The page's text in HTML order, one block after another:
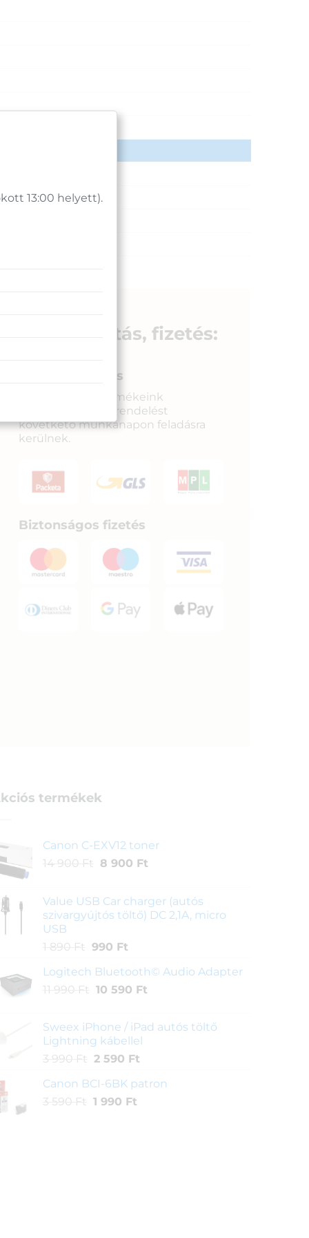
Szállítás, fizetés:
Gyors kiszállítás
Raktáron lévő termékeink
legkésőbb a megrendelést
követkető munkanapon feladásra
kerülnek.
Biztonságos fizetés
termékek
Canon C-EXV12 toner
14 900 Ft
Original
14
900 Ft.
8 900 FtCurrent
8
900 Ft.
Value USB Car charger (autós
szivargyújtós töltő) DC 2,1A, micro
USB
1 890 Ft Original
was:
990 FtCurrent
is:
990 Ft.
Logitech Bluetooth© Audio Adapter
11 990 Ft Original
11
990 Ft.
10 590 FtCurrent
10
Sweex iPhone / iPad autós töltő
Lightning kábellel
3 990 Ft Original
was:
3
2 590 FtCurrent
is:
Canon BCI-6BK patron
3 590 Ft Original
1 990 FtCurrent
13:00 helyett).